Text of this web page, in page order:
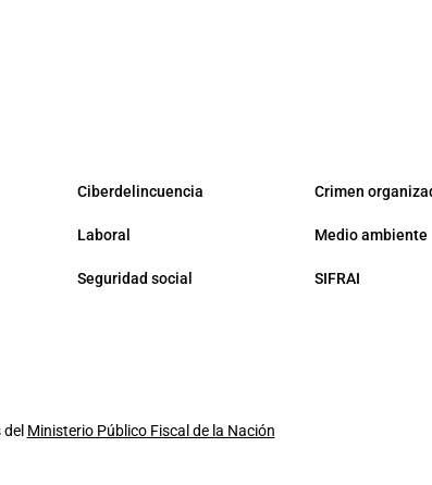
Ciberdelincuencia Crimen
Laboral Medio ambiente
Seguridad social SIFRAI
Ministerio Público Fiscal de la Nación